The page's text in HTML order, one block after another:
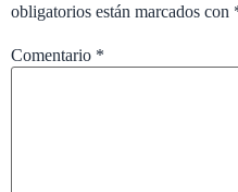
obligatorios están marcados con
Comentario *